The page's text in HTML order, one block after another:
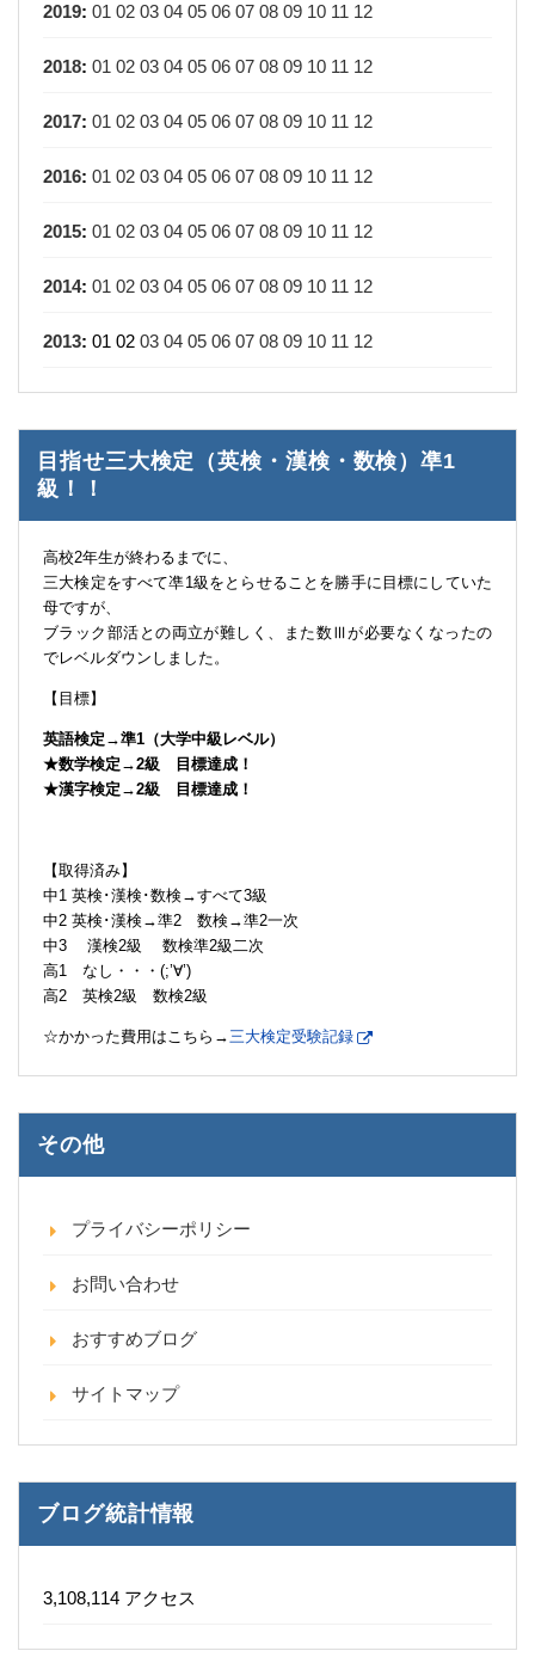
2019: 01 02 03 04 05 06 07 08 09 10 11 12
2018: 01 02 03 04 05 06 07 08 09 10 11 12
2017: 01 02 03 04 05 06 07 08 09 10 11 12
2016: 01 02 03 04 05 06 07 08 09 10 11 12
2015: 01 02 03 04 05 06 07 08 09 10 11 12
2014: 01 02 03 04 05 06 07 08 09 10 11 12
2013: 01 02 03 04 05 06 07 08 09 10 11 12
目指せ三大検定（英検・漢検・数検）凖1
級！！
高校2年生が終わるまでに、
三大検定をすべて凖1級をとらせることを勝手に目標にしていた
母ですが、
ブラック部活との両立が難しく、また数Ⅲが必要なくなったの
でレベルダウンしました。
【目標】
英語検定→準1（大学中級レベル）
★数学検定→2級 目標達成！
★漢字検定→2級 目標達成！
【取得済み】
中1 英検･漢検･数検→すべて3級
中2 英検･漢検→準2 数検→準2一次
中3 漢検2級 数検準2級二次
高1 なし・・・(;’∀’)
高2 英検2級 数検2級
☆かかった費用はこちら→三大検定受験記録
その他
プライバシーポリシー
お問い合わせ
おすすめブログ
サイトマップ
ブログ統計情報
3,108,114 アクセス